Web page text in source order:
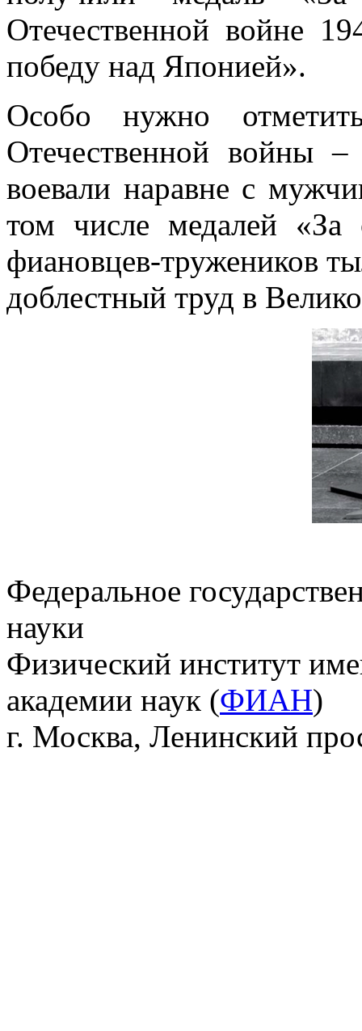
Отечественной войне
победу над Японией».
Особо нужно
Отечественной войны –
воевали наравне с
том числе медалей «За
фиановцев-тружеников
доблестный труд в
Федеральное
науки
Физический институт
академии наук (ФИАН)
г. Москва, Ленинский